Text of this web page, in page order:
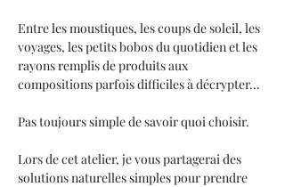
Entre les moustiques, les coups de soleil, les
voyages, les petits bobos du quotidien et les
rayons remplis de produits aux
compositions parfois difficiles à décrypter...
Pas toujours simple de savoir quoi choisir.
Lors de cet atelier, je vous partagerai des
solutions naturelles simples pour prendre